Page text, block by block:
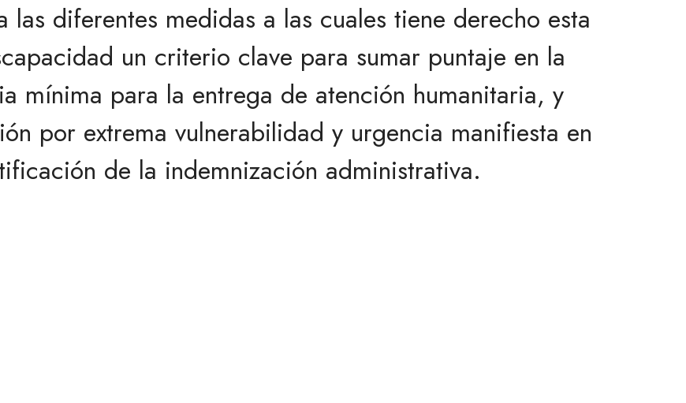
las diferentes medidas a las cuales tiene derecho esta
un criterio clave para sumar puntaje en la
mínima para la entrega de atención humanitaria, y
por extrema vulnerabilidad y urgencia manifiesta en
de la indemnización administrativa.